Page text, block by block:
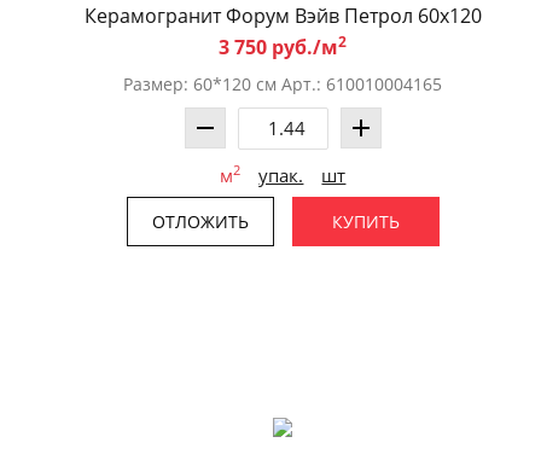
Керамогранит Форум Вэйв Петрол 60x120
3 750 руб./м2
Размер: 60*120 см Арт.: 610010004165
м2 упак. шт
ОТЛОЖИТЬ КУПИТЬ